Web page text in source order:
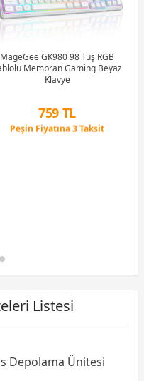
MageGee GK980 98 Tuş RGB
Membran Gaming Beyaz
Klavye
759 TL
Peşin Fiyatına 3 Taksit
Listesi
Depolama Ünitesi